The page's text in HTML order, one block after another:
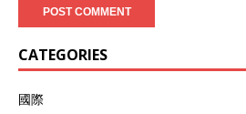
CATEGORIES
國際